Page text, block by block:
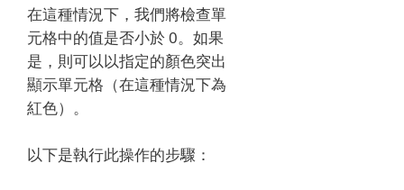
在這種情況下，我們將檢查單
元格中的值是否小於 0。 如果
是，則可以以指定的顏色突出
顯示單元格（在這種情況下為
紅色）。
以下是執行此操作的步驟：